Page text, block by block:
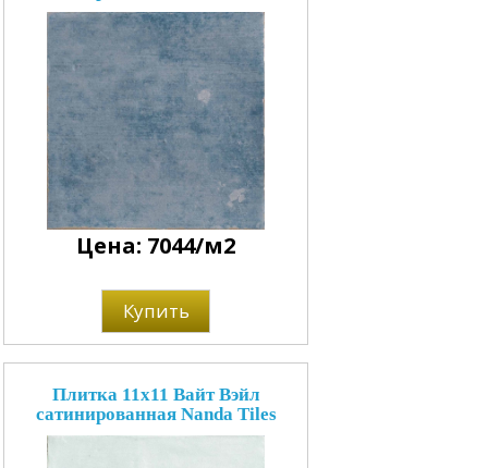
Цена: 7044/м2
Купить
Плитка 11x11 Вайт Вэйл
сатинированная Nanda Tiles